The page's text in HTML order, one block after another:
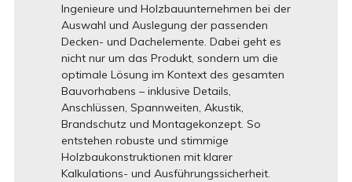
Ingenieure und Holzbauunternehmen bei der
Auswahl und Auslegung der passenden
Decken- und Dachelemente. Dabei geht es
nicht nur um das Produkt, sondern um die
optimale Lösung im Kontext des gesamten
Bauvorhabens – inklusive Details,
Anschlüssen, Spannweiten, Akustik,
Brandschutz und Montagekonzept. So
entstehen robuste und stimmige
Holzbaukonstruktionen mit klarer
Kalkulations- und Ausführungssicherheit.